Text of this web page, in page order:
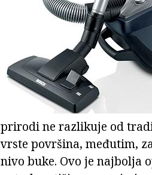
prirodi ne razlikuje od
vrste površina, međutim,
nivo buke. Ovo je najbolja